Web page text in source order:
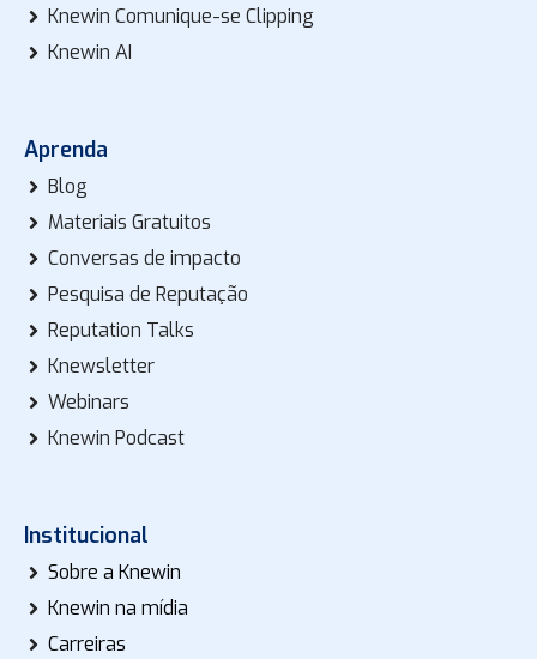
Knewin Comunique-se Clipping
Knewin AI
Aprenda
Blog
Materiais Gratuitos
Conversas de impacto
Pesquisa de Reputação
Reputation Talks
Knewsletter
Webinars
Knewin Podcast
Institucional
Sobre a Knewin
Knewin na mídia
Carreiras